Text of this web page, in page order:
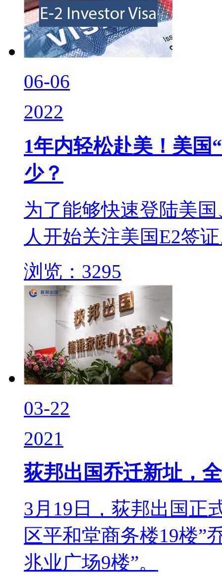
06-06
2022
1年内轻松赴美！美国
少？
为了能够快速登陆美
人开始关注美国E2签
浏览：3295
03-22
2021
荻邦出国乔迁新址，
3月19日，荻邦出国正
区平和堂商务楼19楼”
兆业广场9楼”。